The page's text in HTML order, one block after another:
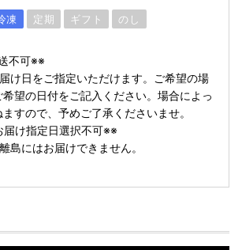
凍 定期 ギフト のし
不可※※
け日をご指定いただけます。ご希望の場
望の日付をご記入ください。場合によっ
すので、予めご了承くださいませ。
け指定日選択不可※※
島にはお届けできません。